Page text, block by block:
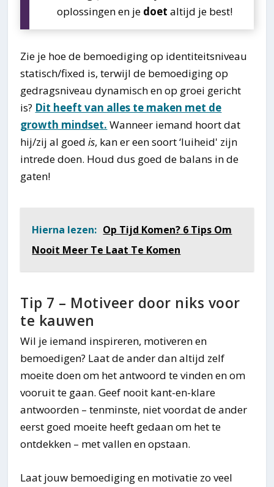
oplossingen en je doet altijd je best!
Zie je hoe de bemoediging op identiteitsniveau
statisch/fixed is, terwijl de bemoediging op
gedragsniveau dynamisch en op groei gericht
is? Dit heeft van alles te maken met de
growth mindset. Wanneer iemand hoort dat
hij/zij al goedis, kan er een soort ‘luiheid' zijn
intrede doen. Houd dus goed de balans in de
gaten!
Hierna lezen: Op Tijd Komen? 6 Tips Om
Nooit Meer Te Laat Te Komen
Tip 7 – Motiveer door niks voor
te kauwen
Wil je iemand inspireren, motiveren en
bemoedigen? Laat de ander dan altijd zelf
moeite doen om het antwoord te vinden en om
vooruit te gaan. Geef nooit kant-en-klare
antwoorden – tenminste, niet voordat de ander
eerst goed moeite heeft gedaan om het te
ontdekken – met vallen en opstaan.
Laat jouw bemoediging en motivatie zo veel